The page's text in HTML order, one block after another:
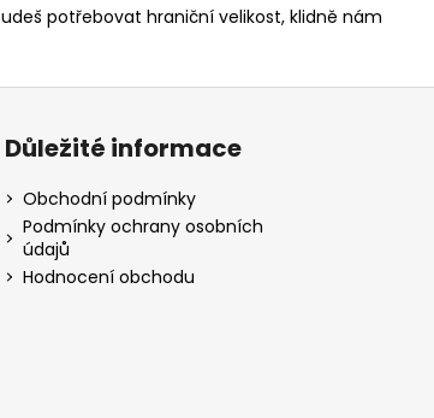
potřebovat hraniční velikost, klidně nám
Důležité informace
Obchodní podmínky
Podmínky ochrany osobních
údajů
Hodnocení obchodu